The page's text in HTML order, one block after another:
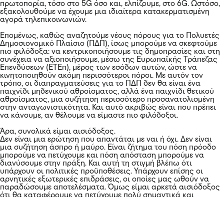
πρωτοπορία, τόσο στο 5G όσο και, ελπίζουμε, στο 6G. Ωστόσο,
εξακολουθούμε να έχουμε μια ιδιαίτερα κατακερματισμένη
αγορά τηλεπικοινωνιών.
Επομένως, καθώς αναζητούμε νέους πόρους για το Πολυετές
Δημοσιονομικό Πλαίσιο (ΠΔΠ), ίσως μπορούμε να σκεφτούμε
πιο φιλόδοξα: να κεντρικοποιήσουμε τις δημοπρασίες και στη
συνέχεια να αξιοποιήσουμε, μέσω της Ευρωπαϊκής Τράπεζας
Επενδύσεων (ΕΤΕπ), μέρος των εσόδων αυτών, ώστε να
κινητοποιηθούν ακόμη περισσότεροι πόροι. Με αυτόν τον
τρόπο, οι διαπραγματεύσεις για το ΠΔΠ δεν θα είναι ένα
παιχνίδι μηδενικού αθροίσματος, αλλά ένα παιχνίδι θετικού
αθροίσματος, μια συζήτηση περισσότερο προσανατολισμένη
στην ανταγωνιστικότητα. Και αυτό ακριβώς είναι που πρέπει
να κάνουμε, αν θέλουμε να είμαστε πιο φιλόδοξοι.
Άρα, συνολικά είμαι αισιόδοξος.
Δεν είναι μια ερώτηση που απαντάται με ναι ή όχι. Δεν είναι
μια συζήτηση άσπρο ή μαύρο. Είναι ζήτημα του πόση πρόοδο
μπορούμε να πετύχουμε και πόση απόσταση μπορούμε να
διανύσουμε στην πράξη. Και αυτή τη στιγμή βλέπω ότι
υπάρχουν οι πολιτικές προϋποθέσεις. Υπάρχουν επίσης οι
αρνητικές εξωτερικές επιδράσεις, οι οποίες μας ωθούν να
παραδώσουμε αποτελέσματα. Όμως είμαι αρκετά αισιόδοξος